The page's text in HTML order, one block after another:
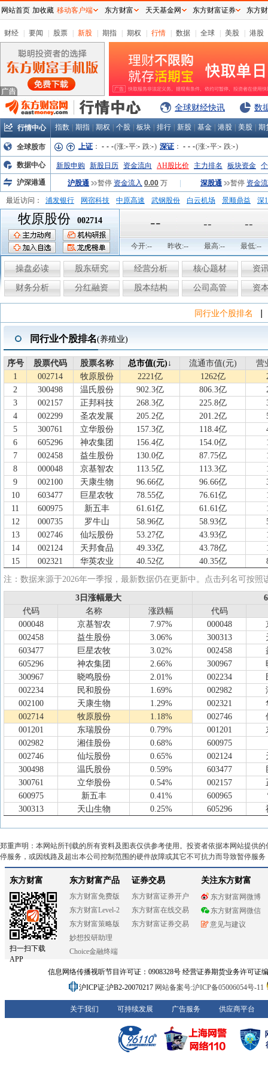
财经 要闻 股票 新股 期指 期权 行情 数据 全球 美股 港股
全球财经快讯 数
行情中心 指数 期指 期权 个股 板块 排行 新股 基金 港股 美股 期
全球股市 上证 ： - - -(涨:-平:- 跌:-) 深证 ： - - -(涨:-平:- 跌:-)
数据中心 新股申购 新股日历 资金流向 AH股比价 主力排名 板块资金
沪深港通
沪股通 暂停 资金流入 0.00 万 深股通 暂停 资金
最近访问： 浦发银行 网宿科技 中原高速 武钢股份 白云机场 景顺鼎益
深
弘业股份
富临运业
牧原股份 002714 -- -- --
今开:-- 昨收:-- 最高:-- 最低:--
操盘必读 股东研究 经营分析 核心题材 资
财务分析 分红融资 股本结构 公司高管 资
同行业个股排名
同行业个股排名(养殖业)
序号 股票代码 股票名称 总市值(元)↓ 流通市值(元) 营
序号 股票代码 股票名称 总市值(元) 流通市值(元)
营
1
002714 牧原股份 2221亿 1262亿
2
300498 温氏股份 902.3亿 806.3亿
3
002157 正邦科技 268.3亿 225.8亿
4
002299 圣农发展 205.2亿 201.2亿
5
300761 立华股份 157.3亿 118.4亿
6
605296 神农集团 156.4亿 154.0亿
7
002458 益生股份 130.0亿 87.75亿
8
000048 京基智农 113.5亿 113.3亿
9
002100 天康生物 96.66亿 96.66亿
10
603477 巨星农牧 78.55亿 76.61亿
11
600975 新五丰 61.61亿 61.61亿
12
000735 罗牛山 58.96亿 58.93亿
13
002746 仙坛股份 53.27亿 43.93亿
14
002124 天邦食品 49.33亿 43.78亿
15
002321 华英农业 40.52亿 40.35亿
16
301116 益客食品 38.93亿 38.93亿
晓鸣股份
002234 民和股份 25.26亿 21.82亿
20
002982 湘佳股份 24.04亿 15.39亿
21
600965 *ST福成 21.04亿 21.04亿
22
300313 天山生物 19.54亿 16.08亿
注：数据来源于2026年一季报，最新数据仍在更新中。点击列名可按照
3日涨幅最大
代码
名称 涨跌幅 代码
3日涨幅最大
代码
名称 涨跌幅
代码
000048
京基智农 7.97% 000048
002458
益生股份 3.06% 300313
603477
巨星农牧 3.02% 002458
605296
神农集团 2.66% 300967
300967
晓鸣股份 2.01% 002234
002234
民和股份 1.69% 002982
002100
天康生物 1.29% 002321
002714
牧原股份 1.18% 002746
001201
东瑞股份 0.79% 001201
002982
湘佳股份 0.68%
600975
002746
仙坛股份 0.65% 002124
300498
温氏股份 0.59% 603477
300761
立华股份 0.54% 002157
600975
新五丰 0.41% 600965
300313
天山生物 0.25% 605296
002321
华英农业 -1.04% 002100
002157
正邦科技 -1.36%
000735
301116
益客食品 -2.25% 300761
000735
罗牛山 -3.03% 300498
郑重声明：本网站所刊载的所有资料及图表仅供参考使用。投资者依据本网站提供
停服务，或因线路及超出本公司控制范围的硬件故障或其它不可抗力而导致暂停服
网站首页 加收藏 移动客户端 东方财富 天天基金网 东方财富证券 东方